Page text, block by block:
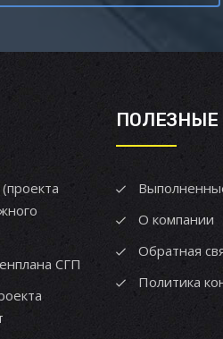
СГП
О компании
Обратная
Политика